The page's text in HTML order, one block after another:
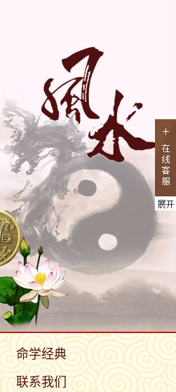
命学经典
联系我们